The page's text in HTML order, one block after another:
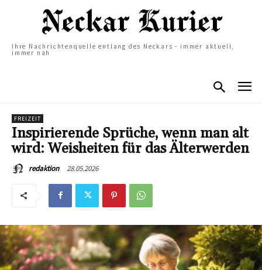
Ihre Nachrichtenquelle entlang des Neckars - immer aktuell,
immer nah
FREIZEIT
Inspirierende Sprüche, wenn man alt
wird: Weisheiten für das Älterwerden
redaktion 28.05.2026